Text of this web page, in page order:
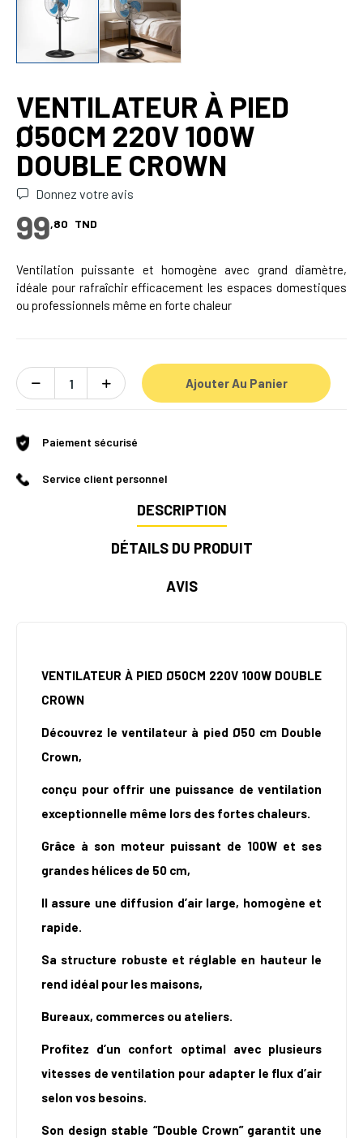
VENTILATEUR À PIED
Ø50CM 220V 100W
DOUBLE CROWN
Donnez votre avis
99,80 TND
Ventilation puissante et homogène avec grand diamètre,
idéale pour rafraîchir efficacement les espaces domestiques
ou professionnels même en forte chaleur
Ajouter Au Panier
Paiement sécurisé
Service client personnel
DESCRIPTION
DÉTAILS DU PRODUIT
AVIS
VENTILATEUR À PIED Ø50CM 220V 100W DOUBLE
CROWN
Découvrez le ventilateur à pied Ø50 cm Double
Crown,
conçu pour offrir une puissance de ventilation
exceptionnelle même lors des fortes chaleurs.
Grâce à son moteur puissant de 100W et ses
grandes hélices de 50 cm,
Il assure une diffusion d’air large, homogène et
rapide.
Sa structure robuste et réglable en hauteur le
rend idéal pour les maisons,
Bureaux, commerces ou ateliers.
Profitez d’un confort optimal avec plusieurs
vitesses de ventilation pour adapter le flux d’air
selon vos besoins.
Son design stable “Double Crown” garantit une